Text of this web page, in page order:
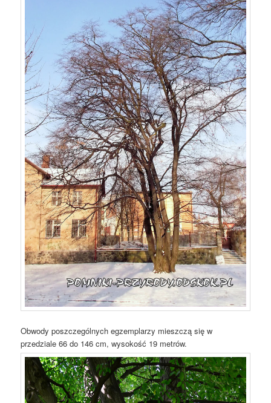
Obwody poszczególnych egzemplarzy mieszczą się w
przedziale 66 do 146 cm, wysokość 19 metrów.